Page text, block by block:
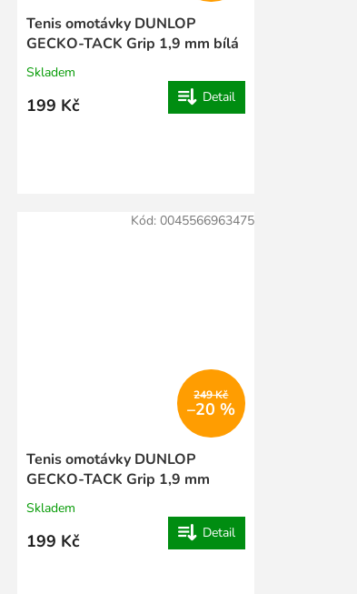
Tenis omotávky DUNLOP
GECKO-TACK Grip 1,9 mm bílá
Skladem
199 Kč Detail
249 Kč
–20 %
Tenis omotávky DUNLOP
GECKO-TACK Grip 1,9 mm
černá
Skladem
199 Kč Detail
Kód: 0045566963475